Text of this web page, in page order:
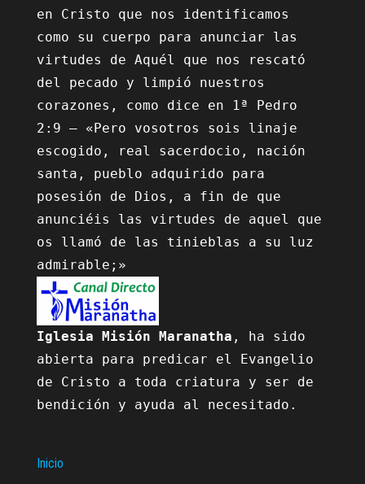
en Cristo que nos identificamos
como su cuerpo para anunciar las
virtudes de Aquél que nos rescató
del pecado y limpió nuestros
corazones, como dice en 1ª Pedro
2:9 – «Pero vosotros sois linaje
escogido, real sacerdocio, nación
santa, pueblo adquirido para
posesión de Dios, a fin de que
anunciéis las virtudes de aquel que
os llamó de las tinieblas a su luz
Iglesia Misión Maranatha , ha sido
abierta para predicar el Evangelio
de Cristo a toda criatura y ser de
bendición y ayuda al necesitado.
Inicio